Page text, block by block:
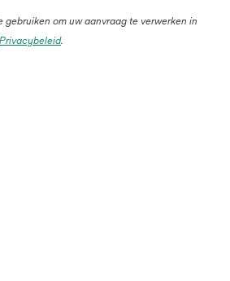
gebruiken om uw aanvraag te verwerken in
Privacybeleid.